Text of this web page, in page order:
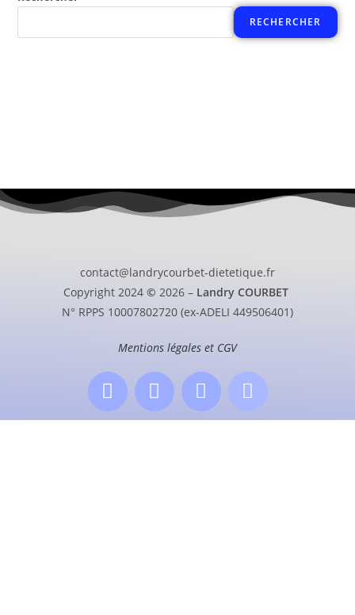
RECHERCHER
contact@landrycourbet-dietetique.fr
Copyright 2024 © 2026 – Landry COURBET
N° RPPS 10007802720 (ex-ADELI 449506401)
Mentions légales et CGV